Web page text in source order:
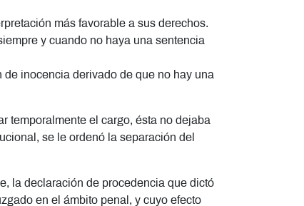
más favorable a sus derechos.
y cuando no haya una sentencia
inocencia derivado de que no hay una
temporalmente el cargo, ésta no dejaba
se le ordenó la separación del
la declaración de procedencia que dictó
en el ámbito penal, y cuyo efecto